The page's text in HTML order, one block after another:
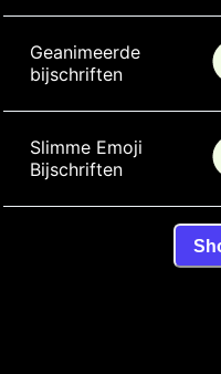
Geanimeerde
bijschriften
Slimme Emoji
Bijschriften